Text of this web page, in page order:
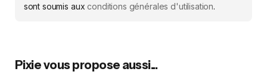
sont soumis auxconditions générales d'utilisation.
Pixie vous propose aussi...